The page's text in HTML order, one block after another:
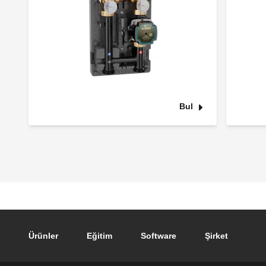
Bul
Footer main navigation
Ürünler Eğitim Software Şirket